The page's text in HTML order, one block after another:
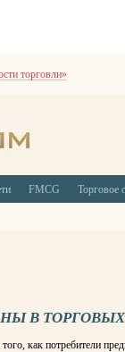
торговли»
FMCG Торговое
В
как потребители